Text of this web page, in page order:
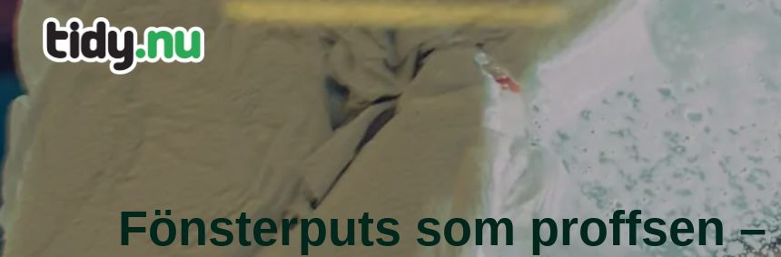
Fönsterputs som proffsen –